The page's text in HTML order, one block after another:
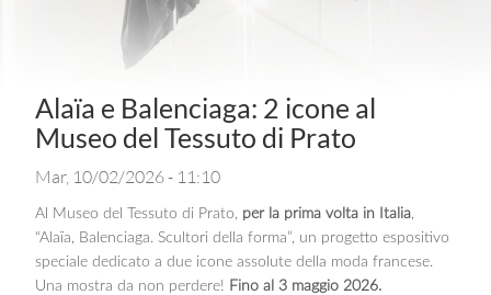
Alaïa e Balenciaga: 2 icone al
Museo del Tessuto di Prato
Mar, 10/02/2026 - 11:10
Al Museo del Tessuto di Prato, per la prima volta in Italia,
“Alaïa, Balenciaga. Scultori della forma”, un progetto espositivo
speciale dedicato a due icone assolute della moda francese.
Una mostra da non perdere! Fino al 3 maggio 2026.